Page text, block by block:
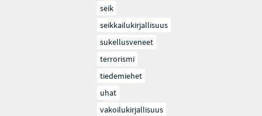
seik
seikkailukirjallisuus
sukellusveneet
terrorismi
tiedemiehet
uhat
vakoilukirjallisuus